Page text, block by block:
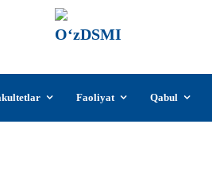
Faoliyat Qabul